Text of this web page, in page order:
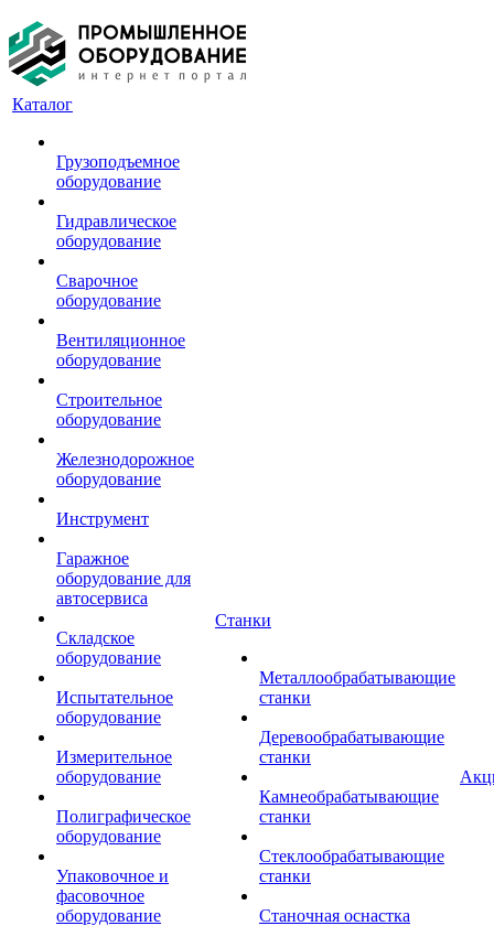
Каталог
Грузоподъемное
оборудование
Гидравлическое
оборудование
Сварочное
оборудование
Вентиляционное
оборудование
Строительное
оборудование
Железнодорожное
оборудование
Инструмент
Гаражное
оборудование для
автосервиса
Складское
оборудование
Испытательное
оборудование
Измерительное
оборудование
Полиграфическое
оборудование
Упаковочное и
фасовочное
оборудование
Станки
Металлообрабатывающие
станки
Деревообрабатывающие
станки
Камнеобрабатывающие
станки
Стеклообрабатывающие
станки
Станочная оснастка